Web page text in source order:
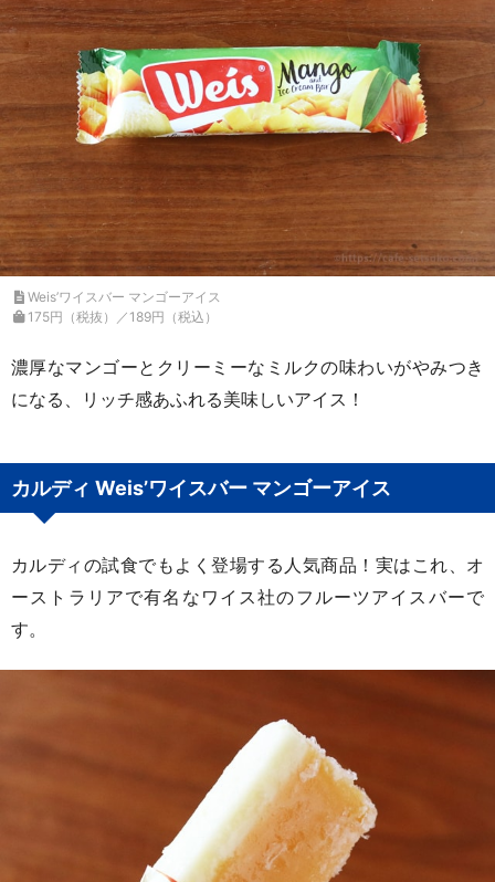
Weis’ワイスバー マンゴーアイス
175円（税抜）／189円（税込）
濃厚なマンゴーとクリーミーなミルクの味わいがやみつき
になる、リッチ感あふれる美味しいアイス！
カルディ Weis’ワイスバー マンゴーアイス
カルディの試食でもよく登場する人気商品！実はこれ、オ
ーストラリアで有名なワイス社のフルーツアイスバーで
す。